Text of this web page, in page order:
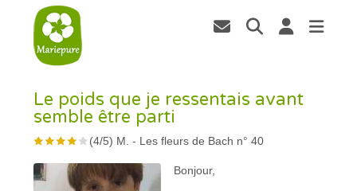
Le poids que je ressentais avant
semble être parti
(4/5) M. - Les fleurs de Bach n° 40
Bonjour,